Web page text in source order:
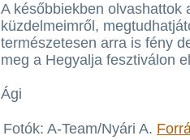
A későbbiekben olvashattok
küzdelmeimről,
természetesen arra is fény
meg a Hegyalja fesztiválon
Ági
Fotók: A-Team/Nyári A.